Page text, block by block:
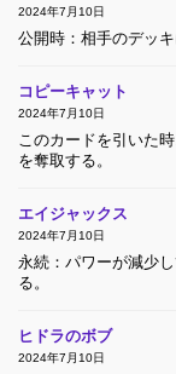
2024年7月10日
公開時：相手のデッ
コピーキャット
2024年7月10日
このカードを引いた
を奪取する。
エイジャックス
2024年7月10日
永続：パワーが減少
る。
ヒドラのボブ
2024年7月10日